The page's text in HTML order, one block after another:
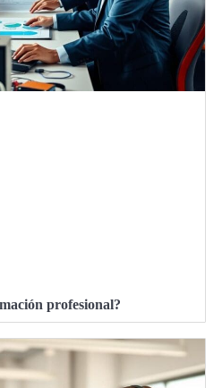
profesional?